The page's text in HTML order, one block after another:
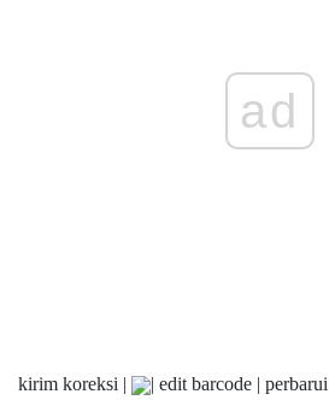
ad
kirim koreksi | | edit barcode |